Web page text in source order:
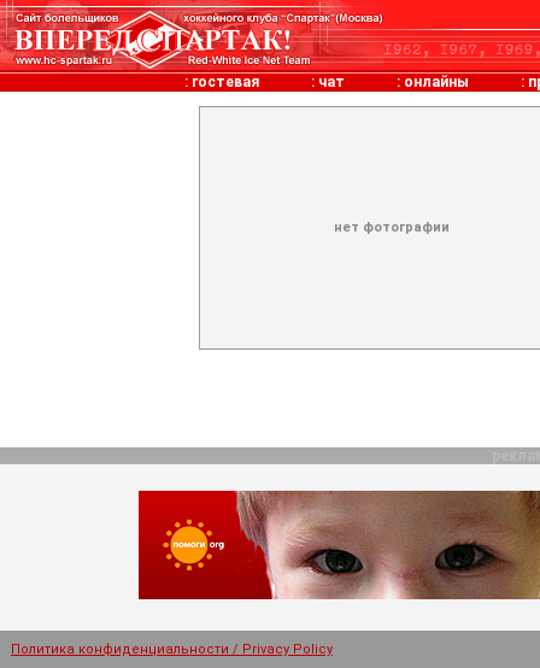
: гостевая : чат : онлайны :
нет фотографии
Политика конфиденциальности / Privacy Policy